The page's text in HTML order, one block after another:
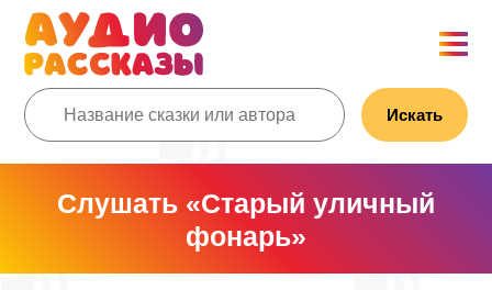
Искать
Слушать «Старый уличный
фонарь»